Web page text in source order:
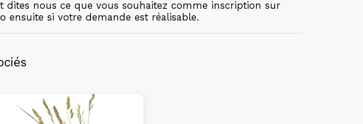
nous ce que vous souhaitez comme inscription sur
ensuite si votre demande est réalisable.